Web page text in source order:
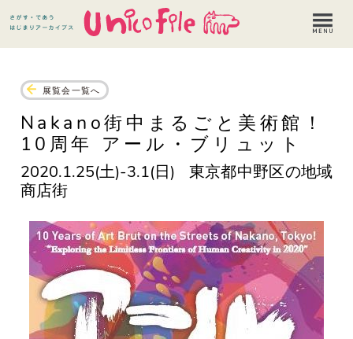
展覧会一覧へ
Nakano街中まるごと美術館！
10周年 アール・ブリュット
2020.1.25(土)-3.1(日)
東京都中野区の地域
商店街